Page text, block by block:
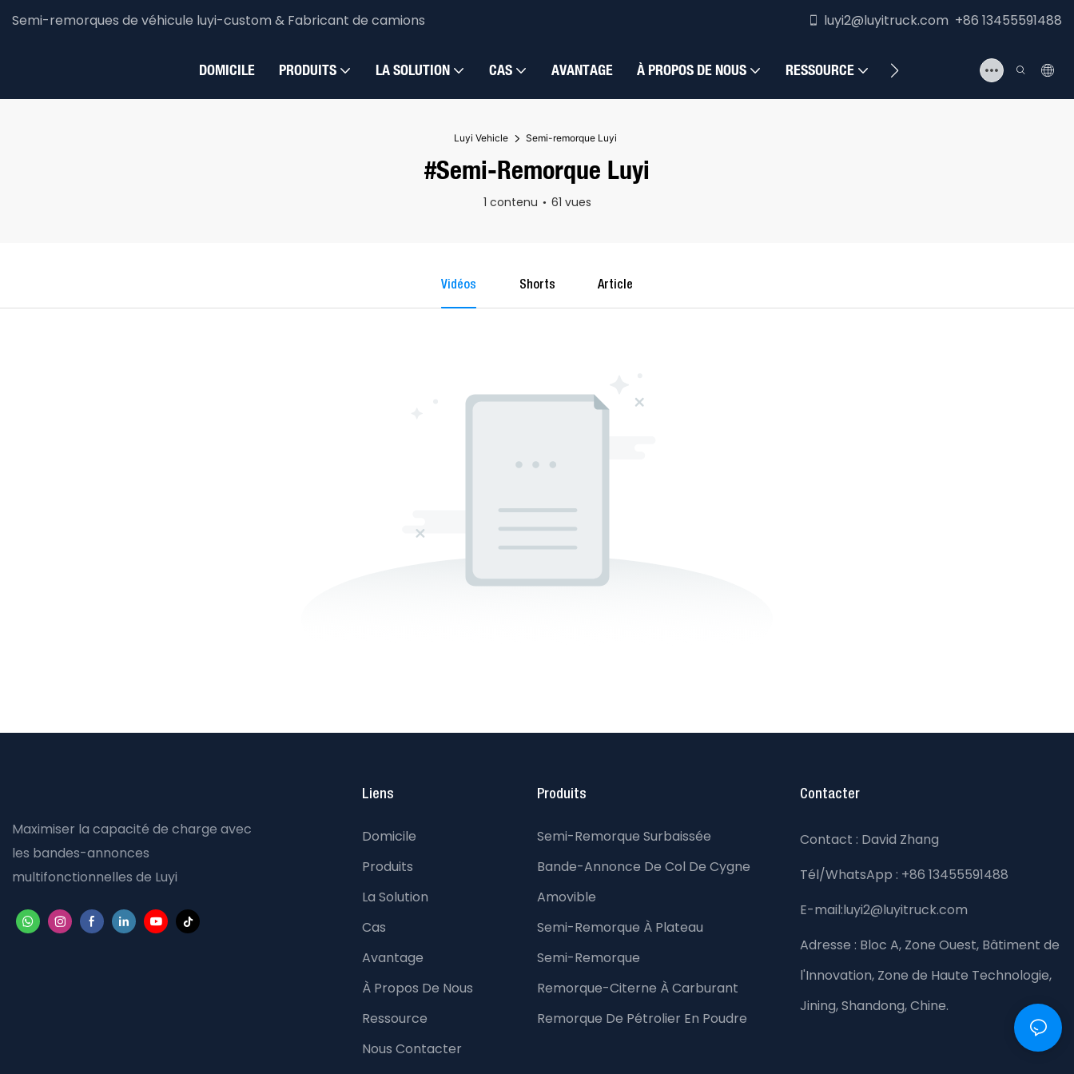
Semi-remorques de véhicule luyi-custom & Fabricant de camions luyi2@luyitruck.com +86 13455591488
DOMICILE PRODUITS LA SOLUTION CAS AVANTAGE À PROPOS DE NOUS RESSOURCE NOUS CONTACTER
Luyi Vehicle Semi-remorque Luyi
#Semi-Remorque Luyi
1 contenu 61 vues
Vidéos Shorts Article
Maximiser la capacité de charge avec
les bandes-annonces
multifonctionnelles de Luyi
Liens
Domicile
Produits
La Solution
Cas
Avantage
À Propos De Nous
Ressource
Nous Contacter
Produits
Semi-Remorque Surbaissée
Bande-Annonce De Col De Cygne
Amovible
Semi-Remorque À Plateau
Semi-Remorque
Remorque-Citerne À Carburant
Remorque De Pétrolier En Poudre
Contacter
Contact : David Zhang
Tél/WhatsApp : +86 13455591488
E-mail:luyi2@luyitruck.com
Adresse : Bloc A, Zone Ouest, Bâtiment de
l'Innovation, Zone de Haute Technologie,
Jining, Shandong, Chine.